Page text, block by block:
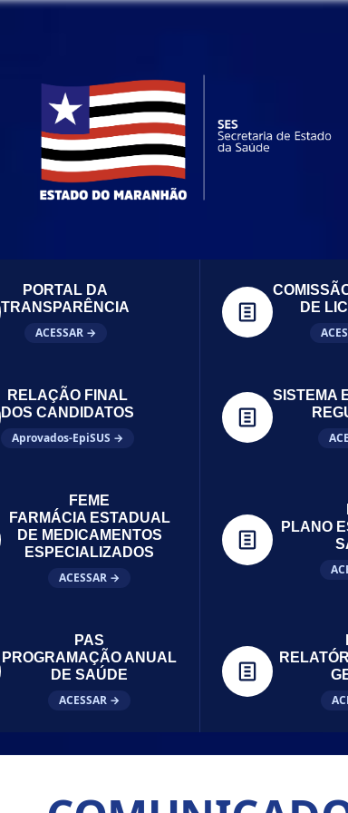
PORTAL DA
TRANSPARÊNCIA
ACESSAR →
DE
RELAÇÃO FINAL
DOS CANDIDATOS
Aprovados-EpiSUS →
SISTEMA
FEME
FARMÁCIA ESTADUAL
DE MEDICAMENTOS
ESPECIALIZADOS
ACESSAR →
PLANO
PAS
PROGRAMAÇÃO ANUAL
DE SAÚDE
ACESSAR →